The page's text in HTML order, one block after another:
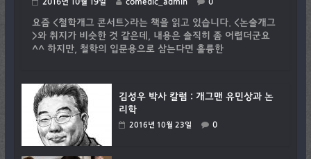
요즘 <철학개그 콘서트>라는 책을 읽고 있습니다. <논술개그
>와 취지가 비슷한 것 같은데, 내용은 솔직히 좀 어렵더군요
^^ 하지만, 철학의 입문용으로 삼는다면 훌륭한
김성우 박사 칼럼 : 개그맨 유민상과 논
리학
2016년 10월 23일 0